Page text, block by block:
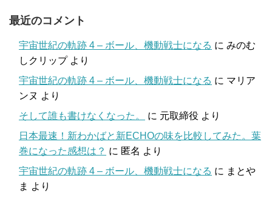
最近のコメント
宇宙世紀の軌跡 4 – ボール、機動戦士になる に みのむ
しクリップより
宇宙世紀の軌跡 4 – ボール、機動戦士になる に マリア
ンヌ より
そして誰も書けなくなった。
に 元取締役 より
日本最速！新わかばと新ECHOの味を比較してみた。葉
巻になった感想は？ に 匿名 より
宇宙世紀の軌跡 4 – ボール、機動戦士になる に まとや
ま より